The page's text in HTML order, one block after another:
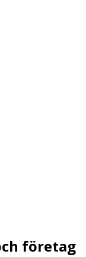
företag